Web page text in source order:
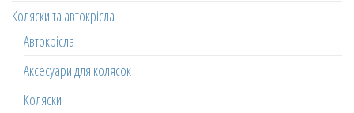
Коляски та автокрісла
Автокрісла
Аксесуари для колясок
Коляски